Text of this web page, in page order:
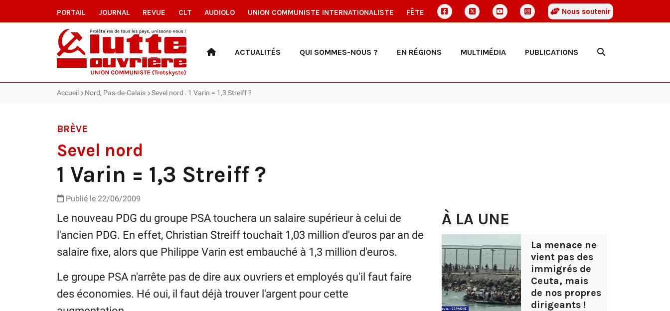
PORTAIL JOURNAL REVUE CLT AUDIOLO UNION COMMUNISTE INTERNATIONALISTE FÊTE Nous soutenir
ACTUALITÉS QUI SOMMES-NOUS ? EN RÉGIONS MULTIMÉDIA PUBLICATIONS
Accueil Nord, Pas-de-Calais Sevel nord : 1 Varin = 1,3 Streiff ?
BRÈVE
Sevel nord
1 Varin = 1,3 Streiff ?
Publié le 22/06/2009
Le nouveau PDG du groupe PSA touchera un salaire supérieur à celui de
l'ancien PDG. En effet, Christian Streiff touchait 1,03 million d'euros par an de
salaire fixe, alors que Philippe Varin est embauché à 1,3 million d'euros.
Le groupe PSA n'arrête pas de dire aux ouvriers et employés qu'il faut faire
des économies. Hé oui, il faut déjà trouver l'argent pour cette
À LA UNE
La menace ne
vient pas des
immigrés de
Ceuta, mais
de nos propres
dirigeants !